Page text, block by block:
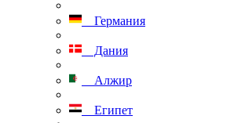
Германия
Дания
Алжир
Египет